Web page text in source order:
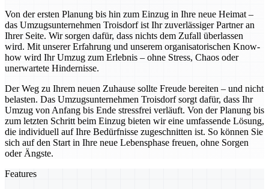
Von der ersten Planung bis hin zum Einzug in Ihre neue Heimat –
das Umzugsunternehmen Troisdorf ist Ihr zuverlässiger Partner an
Ihrer Seite. Wir sorgen dafür, dass nichts dem Zufall überlassen
wird. Mit unserer Erfahrung und unserem organisatorischen Know-
how wird Ihr Umzug zum Erlebnis – ohne Stress, Chaos oder
unerwartete Hindernisse.
Der Weg zu Ihrem neuen Zuhause sollte Freude bereiten – und nicht
belasten. Das Umzugsunternehmen Troisdorf sorgt dafür, dass Ihr
Umzug von Anfang bis Ende stressfrei verläuft. Von der Planung bis
zum letzten Schritt beim Einzug bieten wir eine umfassende Lösung,
die individuell auf Ihre Bedürfnisse zugeschnitten ist. So können Sie
sich auf den Start in Ihre neue Lebensphase freuen, ohne Sorgen
oder Ängste.
Features